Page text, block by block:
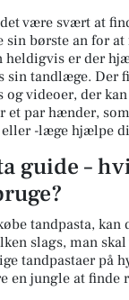
være svært at
sin børste an for at
heldigvis er der
sin tandlæge. Der
og videoer, der
et par hænder,
-læge hjælpe
guide –
tandpasta,
slags, man
tandpastaer på
en jungle at finde